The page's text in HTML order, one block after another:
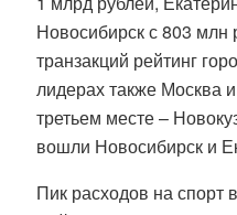
Новосибирск с 803 млн
транзакций рейтинг
лидерах также Москва
третьем месте –
вошли Новосибирск и
Пик расходов на спорт